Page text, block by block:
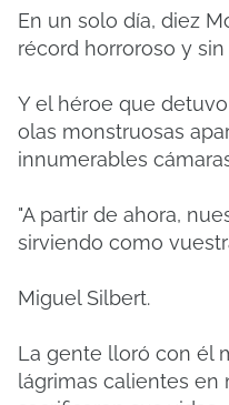
En un solo día, diez
récord horroroso y
Y el héroe que
olas monstruosas
innumerables
"A partir de ahora,
sirviendo como
Miguel Silbert.
La gente lloró con él
lágrimas calientes